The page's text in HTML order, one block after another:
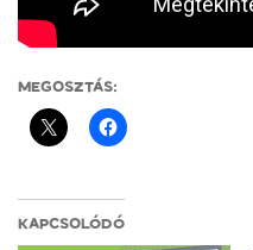
MEGOSZTÁS:
KAPCSOLÓDÓ